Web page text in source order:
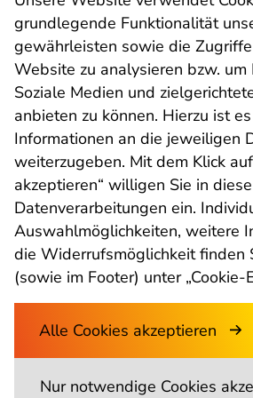
UNI for LIFE
GmbH
Palais Kottulinsky,
Büro-Öffnungszeiten: Mo.-
grundlegende Funktionalität
gewährleisten sowie die
Website zu analysieren bzw. um
Soziale Medien und
anbieten zu können. Hierzu ist
Informationen an die jeweiligen
weiterzugeben. Mit dem Klick
akzeptieren“ willigen Sie in diese
Datenverarbeitungen ein.
Auswahlmöglichkeiten, weitere
die Widerrufsmöglichkeit finden
(sowie im Footer) unter „Cookie-
Alle Cookies akzeptieren
Nur notwendige Cookies